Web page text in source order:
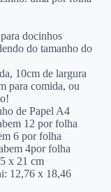
docinhos
do tamanho do
10cm de largura
para comida, ou
de Papel A4
12 por folha
6 por folha
4por folha
x 21 cm
12,76 x 18,46